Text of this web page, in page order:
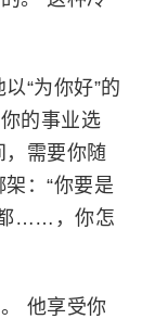
“为你好”的
的事业选
，需要你随
：“你要是
……，你怎
他享受你